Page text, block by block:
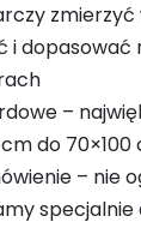
i
–
do
– nie
specjalnie